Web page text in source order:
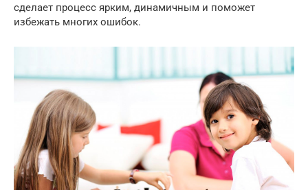
сделает процесс ярким, динамичным и поможет
избежать многих ошибок.